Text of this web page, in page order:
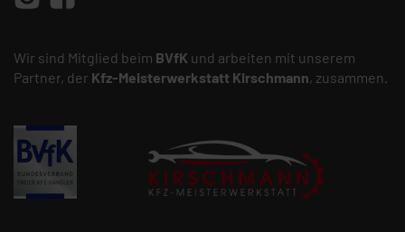
Wir sind Mitglied beim BVfK und arbeiten mit unserem
Partner, der Kfz-Meisterwerkstatt Kirschmann, zusammen.